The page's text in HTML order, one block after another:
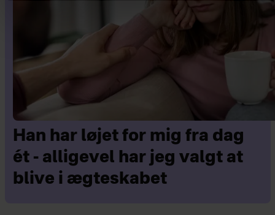
Han har løjet for mig fra dag
ét - alligevel har jeg valgt at
blive i ægteskabet